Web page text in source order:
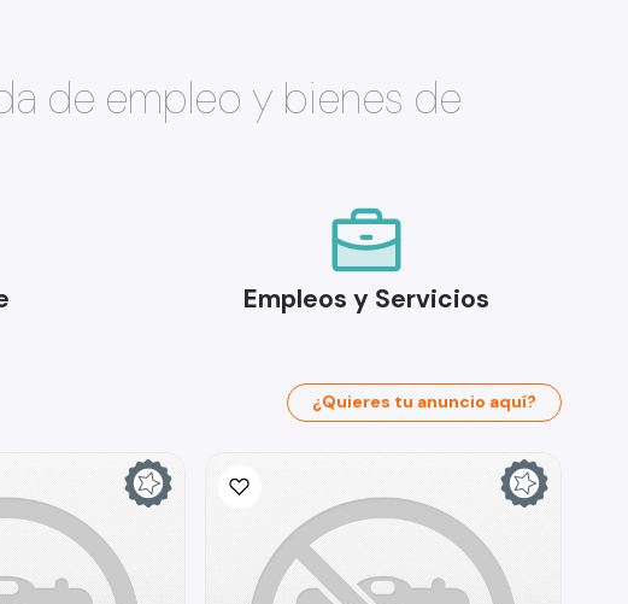
de empleo y bienes de
Empleos y Servicios
¿Quieres tu anuncio aquí?